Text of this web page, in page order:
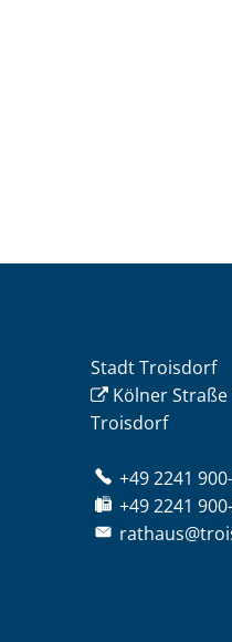
Stadt Troisdorf
Kölner Straße
Troisdorf
+49 2241
+49 2241